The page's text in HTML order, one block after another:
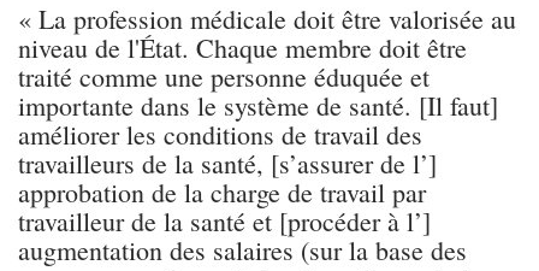
« La profession médicale doit être valorisée au
niveau de l'État. Chaque membre doit être
traité comme une personne éduquée et
importante dans le système de santé. [Il faut]
améliorer les conditions de travail des
travailleurs de la santé, [s’assurer de l’]
approbation de la charge de travail par
travailleur de la santé et [procéder à l’]
augmentation des salaires (sur la base des